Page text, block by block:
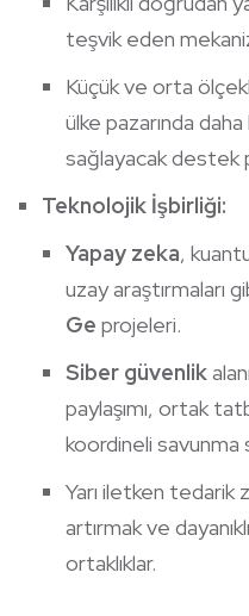
teşvik eden
Küçük ve orta
ülke pazarında
sağlayacak destek
Teknolojik İşbirliği:
Yapay zeka,
uzay araştırmaları
Ge projeleri.
Siber güvenlik
paylaşımı, ortak
koordineli
Yarı iletken tedarik
artırmak ve
ortaklıklar.